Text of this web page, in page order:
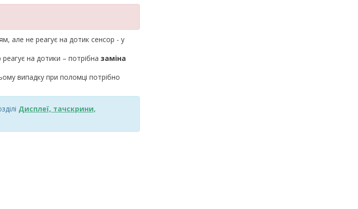
але не реагує на дотик сенсор - у
на дотики – потрібна заміна
випадку при поломці потрібно
Дисплеї, тачскрини,